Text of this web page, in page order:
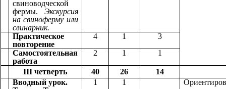
свиноводческой
фермы. Экскурсия
на свиноферму или
свинарник.
Практическое
повторение
4 1
3
Самостоятельная
работа
2 1 1
III четверть 40 26
14
Вводный урок.
1 1